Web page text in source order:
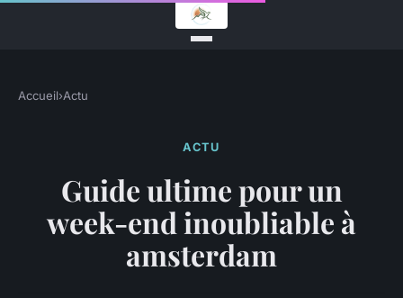
Accueil›Actu
ACTU
Guide ultime pour un
week-end inoubliable à
amsterdam